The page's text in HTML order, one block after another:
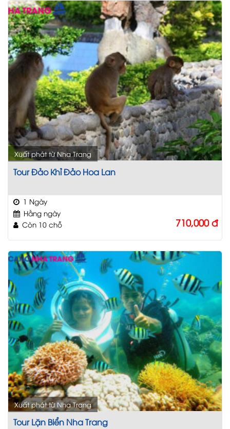
Tour Đảo Khỉ Đảo Hoa Lan
Xuất phát từ Nha Trang
1 Ngày
Hằng ngày
Còn 10 chỗ
710,000đ
Tour Lặn Biển Nha Trang
Xuất phát từ Nha Trang